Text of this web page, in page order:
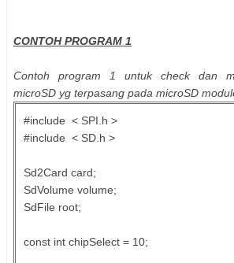
CONTOH PROGRAM 1
Contoh program 1 untuk check dan
microSD yg terpasang pada microSD
#include < SPI.h >
#include < SD.h >
Sd2Card card;
SdVolume volume;
SdFile root;
const int chipSelect = 10;